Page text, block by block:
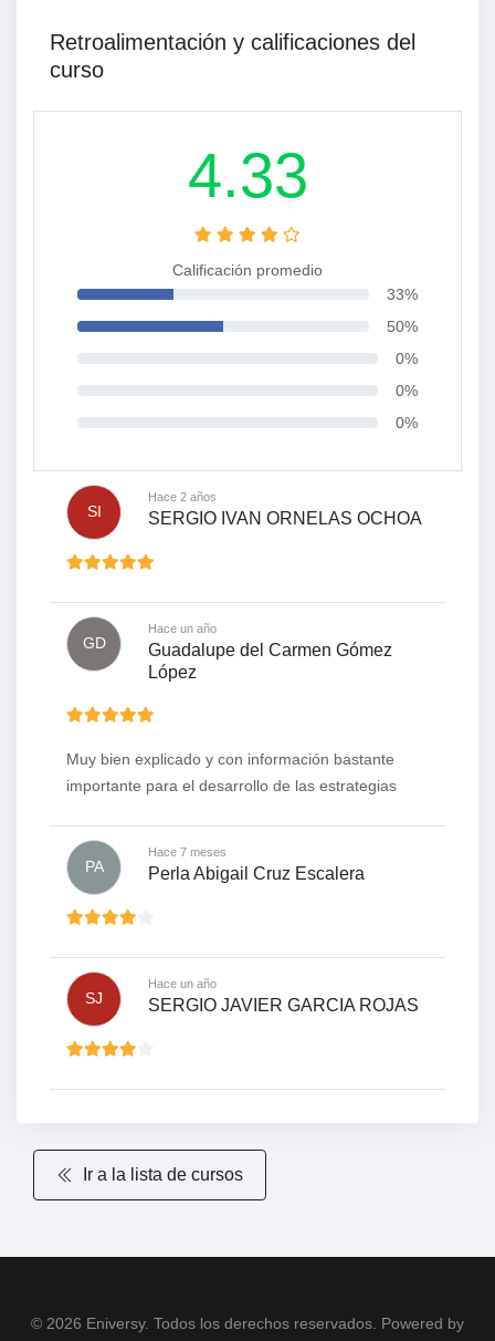
Retroalimentación y calificaciones del
curso
4.33
Calificación promedio
33%
50%
0%
0%
0%
SI
Hace 2 años
SERGIO IVAN ORNELAS OCHOA
GD
Hace un año
Guadalupe del Carmen Gómez
López
Muy bien explicado y con información bastante
importante para el desarrollo de las estrategias
PA
Hace 7 meses
Perla Abigail Cruz Escalera
SJ
Hace un año
SERGIO JAVIER GARCIA ROJAS
Ir a la lista de cursos
© 2026 Eniversy. Todos los derechos reservados. Powered by